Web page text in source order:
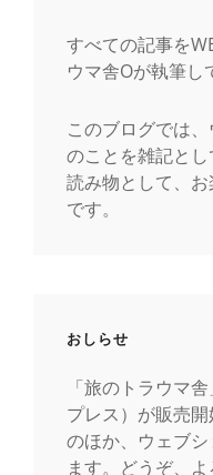
すべての記事を
ウマ舎Oが執筆し
このブログでは
のことを雑記とし
読み物として、
です。
おしらせ
「旅のトラウマ
プレス）が販売
のほか、ウェブ
ます。どうぞ、よ